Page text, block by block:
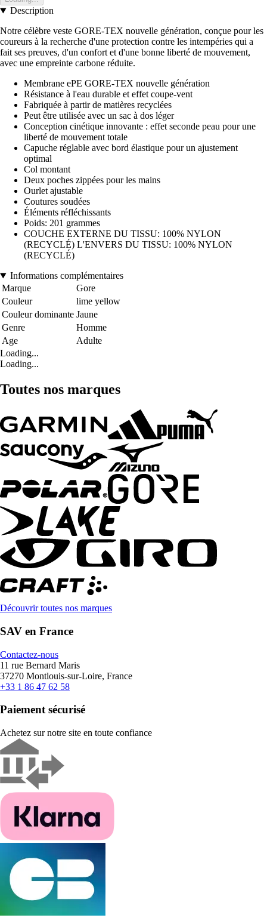
Description
Notre célèbre veste GORE-TEX nouvelle génération, conçue pour les
coureurs à la recherche d'une protection contre les intempéries qui a
fait ses preuves, d'un confort et d'une bonne liberté de mouvement,
avec une empreinte carbone réduite.
Membrane ePE GORE-TEX nouvelle génération
Résistance à l'eau durable et effet coupe-vent
Fabriquée à partir de matières recyclées
Peut être utilisée avec un sac à dos léger
Conception cinétique innovante : effet seconde peau pour une
liberté de mouvement totale
Capuche réglable avec bord élastique pour un ajustement
optimal
Col montant
Deux poches zippées pour les mains
Ourlet ajustable
Coutures soudées
Éléments réfléchissants
Poids: 201 grammes
COUCHE EXTERNE DU TISSU: 100% NYLON
(RECYCLÉ) L'ENVERS DU TISSU: 100% NYLON
(RECYCLÉ)
Informations complémentaires
Marque
Gore
Couleur
lime yellow
Couleur dominante Jaune
Genre
Homme
Age
Adulte
Loading...
Loading...
Toutes nos marques
Découvrir toutes nos marques
SAV en France
Contactez-nous
11 rue Bernard Maris
37270 Montlouis-sur-Loire, France
+33 1 86 47 62 58
Paiement sécurisé
Achetez sur notre site en toute confiance